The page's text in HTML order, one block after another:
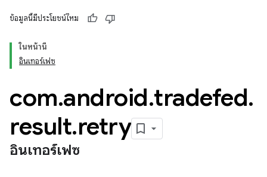
ข้อมูลนี้มีประโยชน์ไหม
ในหน้านี้
อินเทอร์เฟซ
com.android.tradefed.
result.retry
อินเทอร์เฟซ